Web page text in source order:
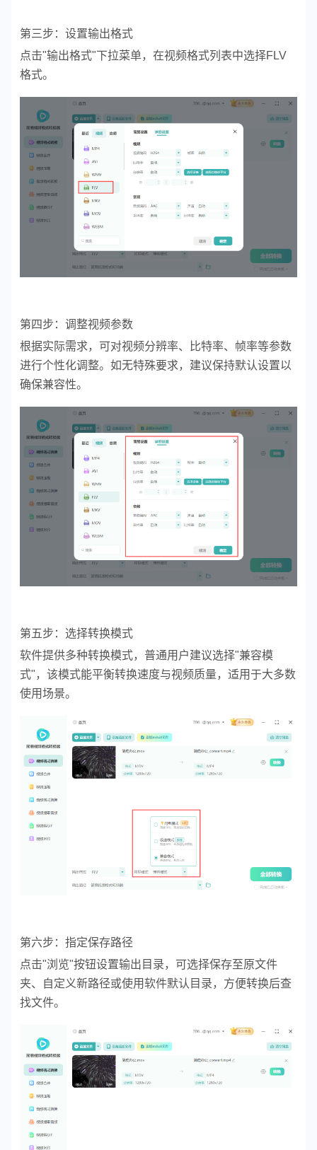
第三步：设置输出格式
点击"输出格式"下拉菜单，在视频格式列表中选择FLV
格式。
第四步：调整视频参数
根据实际需求，可对视频分辨率、比特率、帧率等参数
进行个性化调整。如无特殊要求，建议保持默认设置以
确保兼容性。
第五步：选择转换模式
软件提供多种转换模式，普通用户建议选择"兼容模
式"，该模式能平衡转换速度与视频质量，适用于大多数
使用场景。
第六步：指定保存路径
点击"浏览"按钮设置输出目录，可选择保存至原文件
夹、自定义新路径或使用软件默认目录，方便转换后查
找文件。